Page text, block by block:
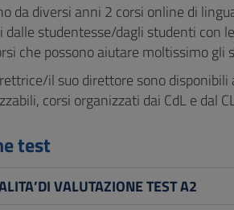
da diversi anni 2 corsi online di
studentesse/dagli studenti con
che possono aiutare moltissimo gli
il suo direttore sono
corsi organizzati dai CdL e dal
test
VALUTAZIONE TEST A2